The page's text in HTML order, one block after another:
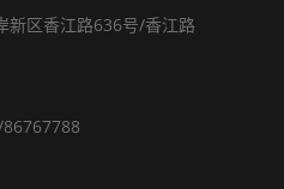
新区香江路636号/香江路